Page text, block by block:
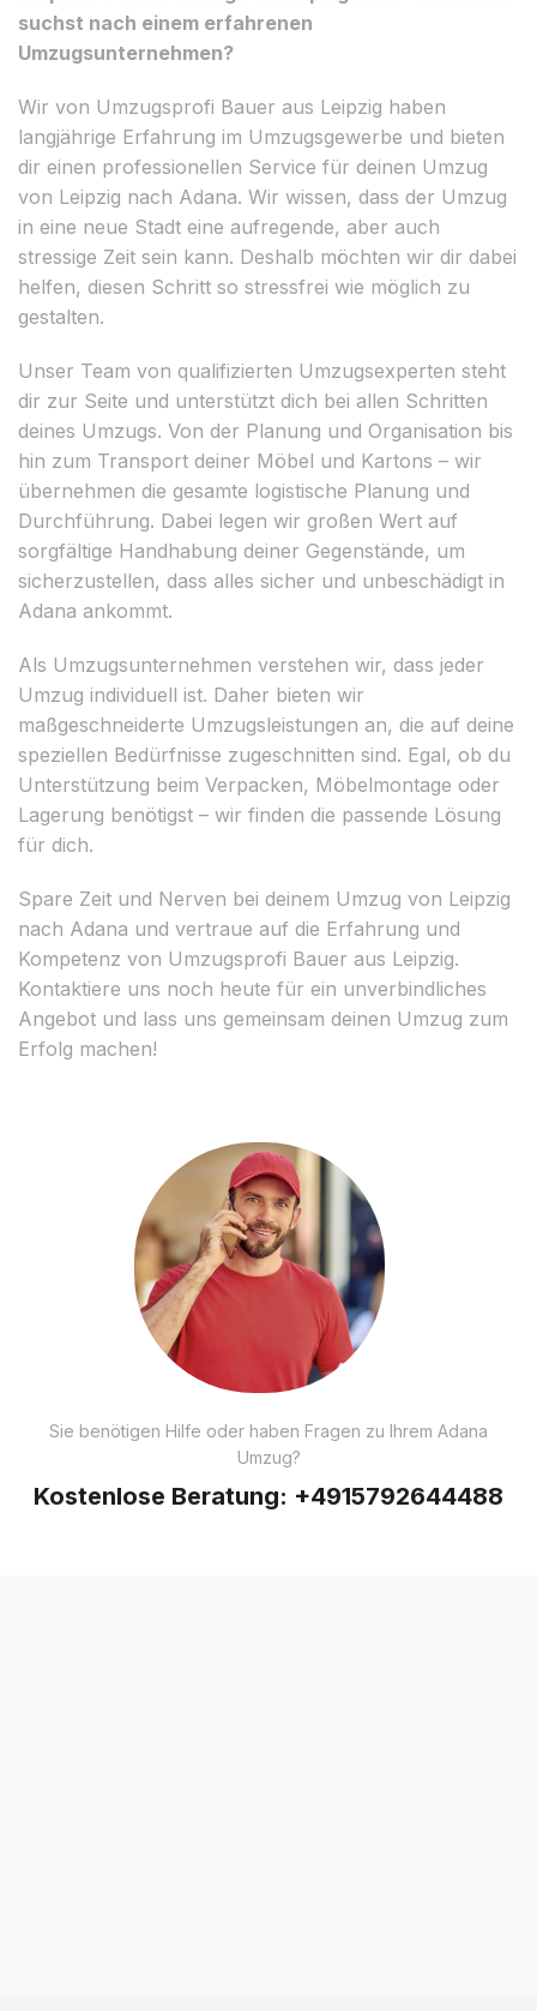
suchst nach einem erfahrenen
Umzugsunternehmen?
Wir von Umzugsprofi Bauer aus Leipzig haben
langjährige Erfahrung im Umzugsgewerbe und bieten
dir einen professionellen Service für deinen Umzug
von Leipzig nach Adana. Wir wissen, dass der Umzug
in eine neue Stadt eine aufregende, aber auch
stressige Zeit sein kann. Deshalb möchten wir dir dabei
helfen, diesen Schritt so stressfrei wie möglich zu
gestalten.
Unser Team von qualifizierten Umzugsexperten steht
dir zur Seite und unterstützt dich bei allen Schritten
deines Umzugs. Von der Planung und Organisation bis
hin zum Transport deiner Möbel und Kartons – wir
übernehmen die gesamte logistische Planung und
Durchführung. Dabei legen wir großen Wert auf
sorgfältige Handhabung deiner Gegenstände, um
sicherzustellen, dass alles sicher und unbeschädigt in
Adana ankommt.
Als Umzugsunternehmen verstehen wir, dass jeder
Umzug individuell ist. Daher bieten wir
maßgeschneiderte Umzugsleistungen an, die auf deine
speziellen Bedürfnisse zugeschnitten sind. Egal, ob du
Unterstützung beim Verpacken, Möbelmontage oder
Lagerung benötigst – wir finden die passende Lösung
für dich.
Spare Zeit und Nerven bei deinem Umzug von Leipzig
nach Adana und vertraue auf die Erfahrung und
Kompetenz von Umzugsprofi Bauer aus Leipzig.
Kontaktiere uns noch heute für ein unverbindliches
Angebot und lass uns gemeinsam deinen Umzug zum
Erfolg machen!
Sie benötigen Hilfe oder haben Fragen zu Ihrem Adana
Umzug?
Kostenlose Beratung: +4915792644488